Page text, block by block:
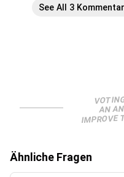
See All 3
AN
IMPROVE
Ähnliche Fragen